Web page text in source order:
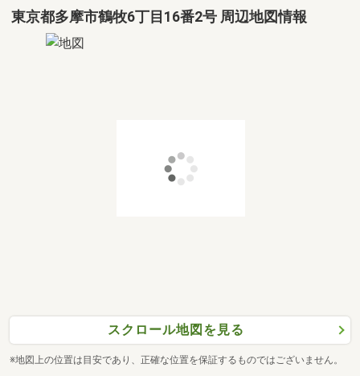
東京都多摩市鶴牧6丁目16番2号 周辺地図情報
スクロール地図を見る
※地図上の位置は目安であり、正確な位置を保証するものではございません。